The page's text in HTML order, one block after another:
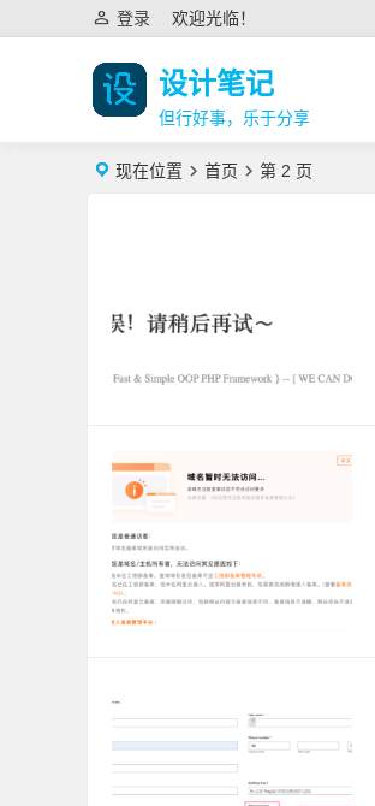
欢迎光临！
登录
设计笔记
但行好事，乐于分享
现在位置 首页 第 2 页